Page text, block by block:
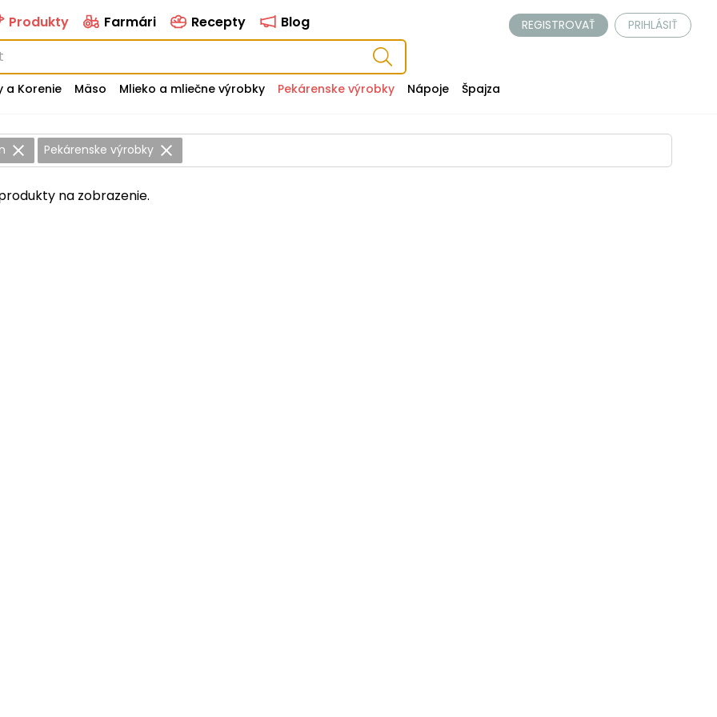
Produkty Farmári Recepty Blog REGISTROVAŤ PRIHLÁSIŤ
a Korenie Mäso Mlieko a mliečne výrobky Pekárenske výrobky Nápoje Špajza
Pekárenske výrobky
na zobrazenie.